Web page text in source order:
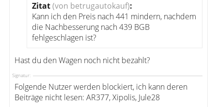
Zitat(von betrugautokauf):
Kann ich den Preis nach 441 mindern, nachdem
die Nachbesserung nach 439 BGB
fehlgeschlagen ist?
Hast du den Wagen noch nicht bezahlt?
Signatur:
Folgende Nutzer werden blockiert, ich kann deren
Beiträge nicht lesen: AR377, Xipolis, Jule28